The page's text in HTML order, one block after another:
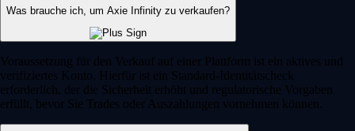
Was brauche ich, um Axie Infinity zu verkaufen?
Voraussetzung für den Verkauf auf einer Plattform ist ein aktives und
verifiziertes Konto. Hierfür ist ein Standard-Identitätscheck
erforderlich, der die Sicherheit erhöht und regulatorische Vorgaben
erfüllt, bevor Sie Trades oder Auszahlungen vornehmen können.